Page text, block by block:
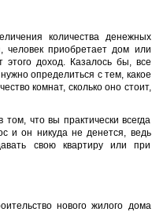
количества денежных
человек приобретает дом или
этого доход. Казалось бы, все
определиться с тем, какое
комнат, сколько оно стоит,
что вы практически всегда
и он никуда не денется, ведь
свою квартиру или при
нового жилого дома